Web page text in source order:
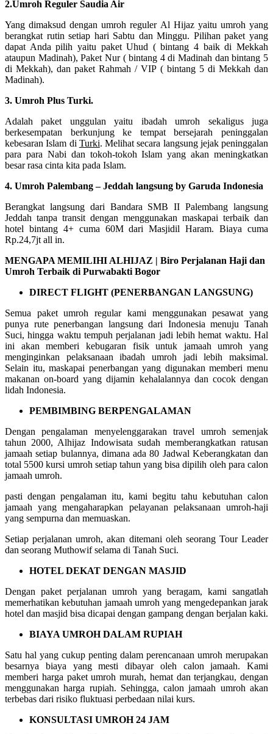
2.Umroh Reguler Saudia Air
Yang dimaksud dengan umroh reguler Al Hijaz yaitu umroh yang
berangkat rutin setiap hari Sabtu dan Minggu. Pilihan paket yang
dapat Anda pilih yaitu paket Uhud ( bintang 4 baik di Mekkah
ataupun Madinah), Paket Nur ( bintang 4 di Madinah dan bintang 5
di Mekkah), dan paket Rahmah / VIP ( bintang 5 di Mekkah dan
Madinah).
3. Umroh Plus Turki.
Adalah paket unggulan yaitu ibadah umroh sekaligus juga
berkesempatan berkunjung ke tempat bersejarah peninggalan
kebesaran Islam di Turki. Melihat secara langsung jejak peninggalan
para para Nabi dan tokoh-tokoh Islam yang akan meningkatkan
besar rasa cinta kita pada Islam.
4. Umroh Palembang – Jeddah langsung by Garuda Indonesia
Berangkat langsung dari Bandara SMB II Palembang langsung
Jeddah tanpa transit dengan menggunakan maskapai terbaik dan
hotel bintang 4+ cuma 60M dari Masjidil Haram. Biaya cuma
Rp.24,7jt all in.
MENGAPA MEMILIHI ALHIJAZ | Biro Perjalanan Haji dan
Umroh Terbaik di Purwabakti Bogor
DIRECT FLIGHT (PENERBANGAN LANGSUNG)
Semua paket umroh regular kami menggunakan pesawat yang
punya rute penerbangan langsung dari Indonesia menuju Tanah
Suci, hingga waktu tempuh perjalanan jadi lebih hemat waktu. Hal
ini akan memberi kebugaran fisik untuk jamaah umroh yang
menginginkan pelaksanaan ibadah umroh jadi lebih maksimal.
Selain itu, maskapai penerbangan yang digunakan memberi menu
makanan on-board yang dijamin kehalalannya dan cocok dengan
lidah Indonesia.
PEMBIMBING BERPENGALAMAN
Dengan pengalaman menyelenggarakan travel umroh semenjak
tahun 2000, Alhijaz Indowisata sudah memberangkatkan ratusan
jamaah setiap bulannya, dimana ada 80 Jadwal Keberangkatan dan
total 5500 kursi umroh setiap tahun yang bisa dipilih oleh para calon
jamaah umroh.
pasti dengan pengalaman itu, kami begitu tahu kebutuhan calon
jamaah yang mengaharapkan pelayanan pelaksanaan umroh-haji
yang sempurna dan memuaskan.
Setiap perjalanan umroh, akan ditemani oleh seorang Tour Leader
dan seorang Muthowif selama di Tanah Suci.
HOTEL DEKAT DENGAN MASJID
Dengan paket perjalanan umroh yang beragam, kami sangatlah
memerhatikan kebutuhan jamaah umroh yang mengedepankan jarak
hotel dan masjid bisa dicapai dengan gampang dengan berjalan kaki.
BIAYA UMROH DALAM RUPIAH
Satu hal yang cukup penting dalam perencanaan umroh merupakan
besarnya biaya yang mesti dibayar oleh calon jamaah. Kami
memberi harga paket umroh murah, hemat dan terjangkau, dengan
menggunakan harga rupiah. Sehingga, calon jamaah umroh akan
terbebas dari risiko fluktuasi perbedaan nilai kurs.
KONSULTASI UMROH 24 JAM